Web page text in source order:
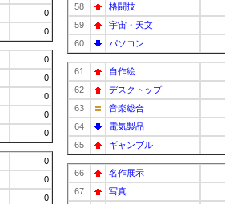
0
0
0
0
0
0
0
0
0
0
58
格闘技
59
宇宙・天文
60
パソコン
61
自作絵
62
デスクトップ
63
音楽総合
64
電気製品
65
ギャンブル
66
名作展示
67
写真